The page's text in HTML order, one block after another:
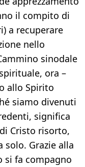
il compito di
a recuperare
nello
sinodale
ora –
allo Spirito
siamo divenuti
significa
Cristo risorto,
solo. Grazie alla
si fa compagno